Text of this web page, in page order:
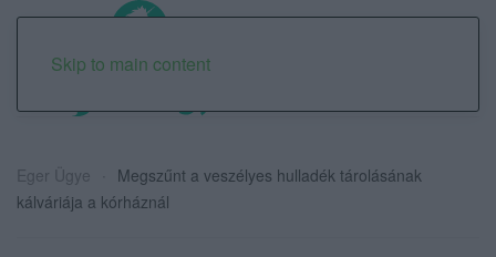
Skip to main content
Eger Ügye
Megszűnt a veszélyes hulladék tárolásának
kálváriája a kórháznál